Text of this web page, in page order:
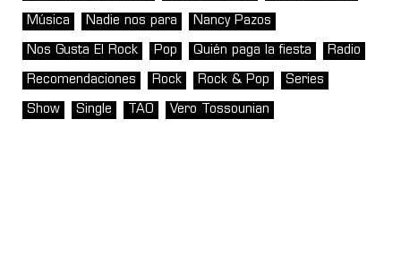
Música Nadie nos para Nancy Pazos
Nos Gusta El Rock Pop Quién paga la fiesta Radio
Recomendaciones Rock Rock & Pop Series
Show Single TAO Vero Tossounian